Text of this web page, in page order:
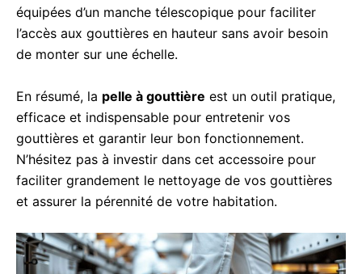
équipées d’un manche télescopique pour faciliter
l’accès aux gouttières en hauteur sans avoir besoin
de monter sur une échelle.
En résumé, la pelle à gouttière est un outil pratique,
efficace et indispensable pour entretenir vos
gouttières et garantir leur bon fonctionnement.
N’hésitez pas à investir dans cet accessoire pour
faciliter grandement le nettoyage de vos gouttières
et assurer la pérennité de votre habitation.